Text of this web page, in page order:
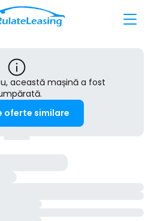
această mașină a fost
oferte similare